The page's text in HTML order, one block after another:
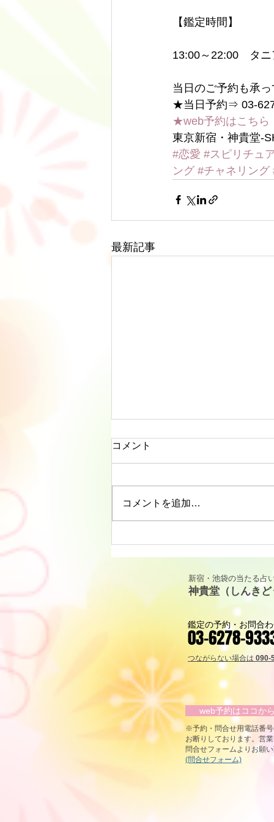
【鑑定時間】
13:00～22:00　タ
当日のご予約も承
★当日予約⇒ 03-
★web予約はこちら
東京新宿・神貴堂-
#恋愛 #スピリチュ
ング #チャネリング
最新記事
ト解説｜カップ・キング
コメント
コメントを追加…
新宿・池袋の当たる占
神貴堂（しんきど
鑑定の予約・お問合
03-6278-
つながらない場合は 090-
web予約はココ
​※予約・問合せ用電話番
お断りしております。営
問合せフォームよりお願
(問合せフォーム)